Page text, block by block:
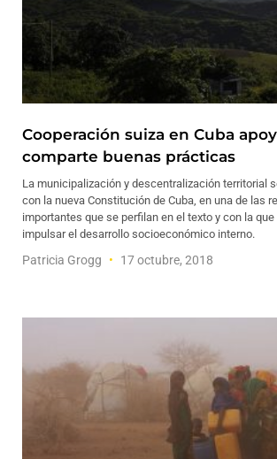
Cooperación suiza en Cuba
comparte buenas prácticas
La municipalización y descentralización territorial
con la nueva Constitución de Cuba, en una de las
importantes que se perfilan en el texto y con la
impulsar el desarrollo socioeconómico interno.
Patricia Grogg 17 octubre, 2018